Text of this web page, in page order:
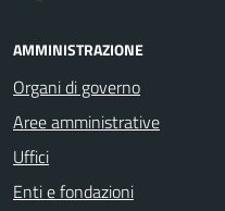
AMMINISTRAZIONE
Organi di governo
Aree amministrative
Uffici
Enti e fondazioni